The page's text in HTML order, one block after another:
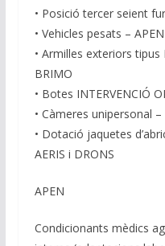
• Posició tercer seient
• Vehicles pesats – APEN
• Armilles exteriors
BRIMO
• Botes INTERVENCIÓ
• Càmeres unipersonal
• Dotació jaquetes
AERIS i DRONS
APEN
Condicionants mèdics